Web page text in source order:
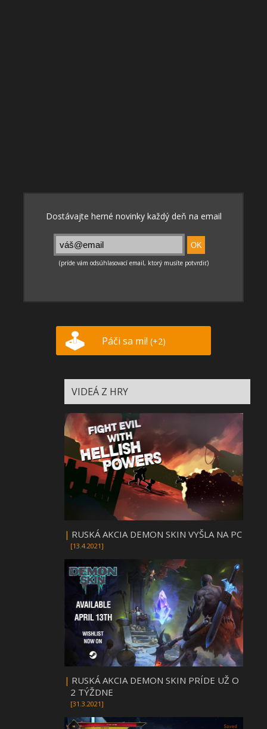
Páči sa mi! (+2)
VIDEÁ Z HRY
| RUSKÁ AKCIA DEMON SKIN VYŠLA NA PC
[13.4.2021]
| RUSKÁ AKCIA DEMON SKIN PRÍDE UŽ O
2 TÝŽDNE
[31.3.2021]